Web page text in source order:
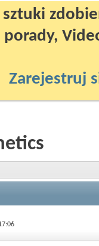
porady,
Zarejestruj